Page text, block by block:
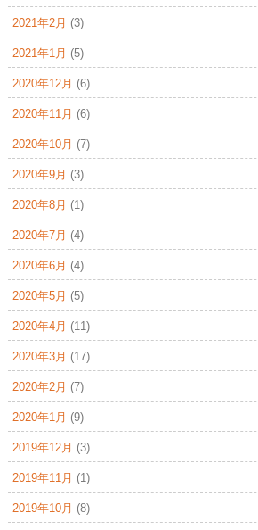
2021年2月 (3)
2021年1月 (5)
2020年12月 (6)
2020年11月 (6)
2020年10月 (7)
2020年9月 (3)
2020年8月 (1)
2020年7月 (4)
2020年6月 (4)
2020年5月 (5)
2020年4月 (11)
2020年3月 (17)
2020年2月 (7)
2020年1月 (9)
2019年12月 (3)
2019年11月 (1)
2019年10月 (8)